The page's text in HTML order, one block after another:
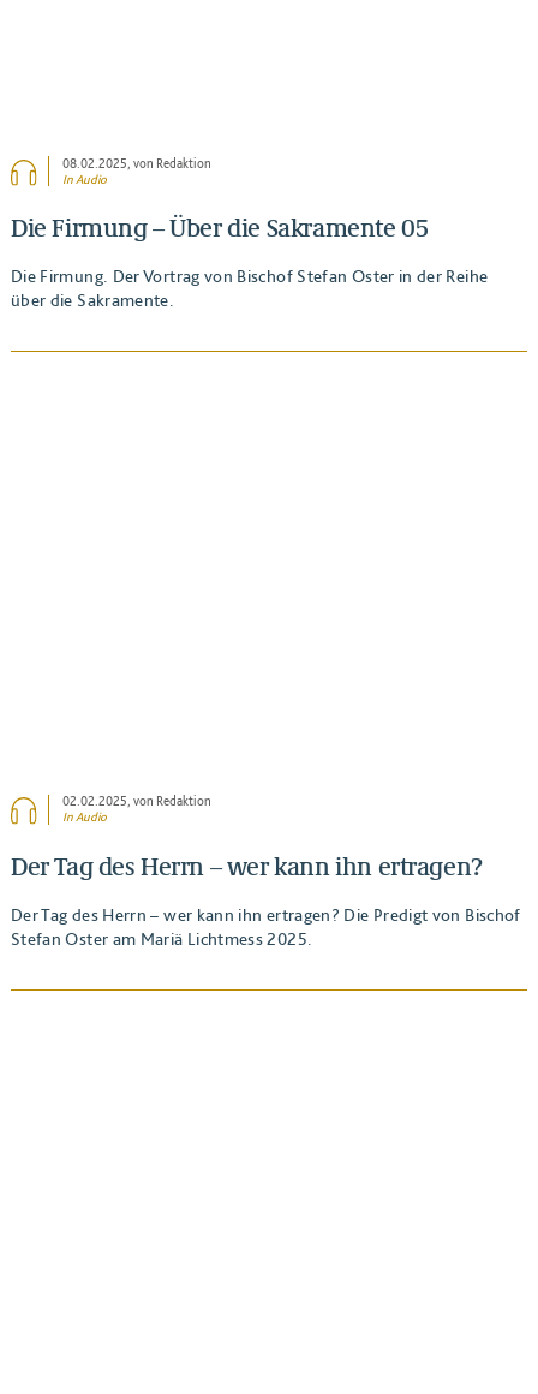
08.02.2025, von Redaktion
In Audio
Die Firmung – Über die Sakramente 05
Die Firmung. Der Vortrag von Bischof Stefan Oster in der Reihe
über die Sakramente.
02.02.2025, von Redaktion
In Audio
Der Tag des Herrn – wer kann ihn ertragen?
Der Tag des Herrn – wer kann ihn ertragen? Die Predigt von Bischof
Stefan Oster am Mariä Lichtmess 2025.